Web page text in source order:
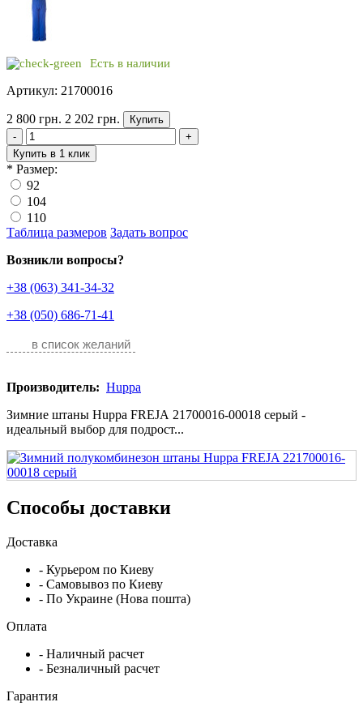
Есть в наличии
Артикул: 21700016
2 800 грн. 2 202 грн.
Купить
-
+
Купить в 1 клик
* Размер:
92
104
110
Таблица размеров Задать вопрос
Возникли вопросы?
+38 (063) 341-34-32
+38 (050) 686-71-41
в список желаний
Производитель: Huppa
Зимние штаны Huppa FREJA 21700016-00018 серый -
идеальный выбор для подрост...
Способы доставки
Доставка
- Курьером по Киеву
- Самовывоз по Киеву
- По Украине (Нова пошта)
Оплата
- Наличный расчет
- Безналичный расчет
Гарантия